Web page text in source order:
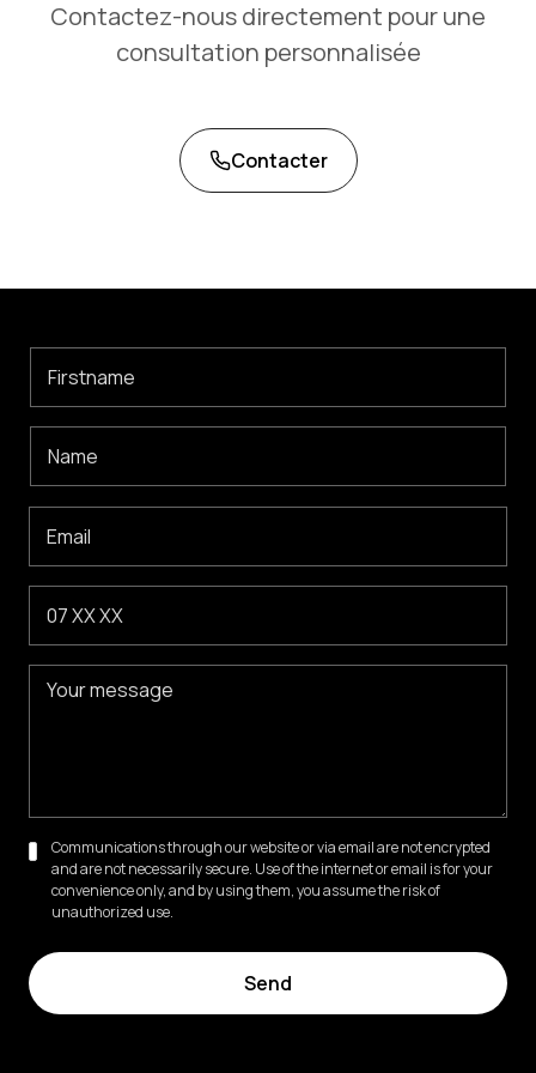
Contactez-nous directement pour une
consultation personnalisée
Contacter
Communications through our website or via email are not encrypted
and are not necessarily secure. Use of the internet or email is for your
convenience only, and by using them, you assume the risk of
unauthorized use.